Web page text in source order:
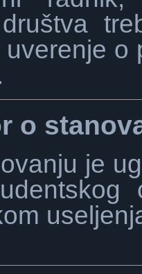
uverenje
o
je